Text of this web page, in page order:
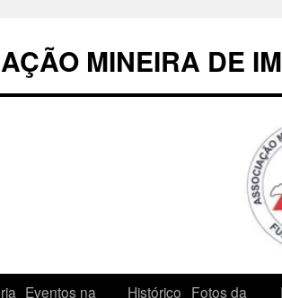
MINEIRA DE
Eventos na
Histórico Fotos da